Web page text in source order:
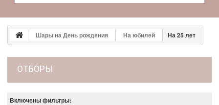
Шары на День рождения На юбилей На 25 лет
ОТБОРЫ
Включены фильтры: